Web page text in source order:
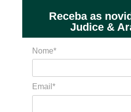
Receba as
Judice &
Nome*
Email*